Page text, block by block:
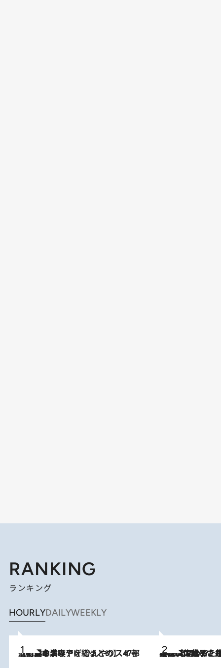
RANKING
ランキング
HOURLYDAILYWEEKLY
2026.8.5
【西日本エリアを総まとめ】 47都道府県の手みやげ ひんやりスイーツで夏を満喫 2026.8.5
【阿川佐和子さんの年とる力】なぜ70代で始めた趣味は“こんなに楽しい”のか？ ピアノ、俳句…スランプに陥っても続けられる“ある秘訣”とは